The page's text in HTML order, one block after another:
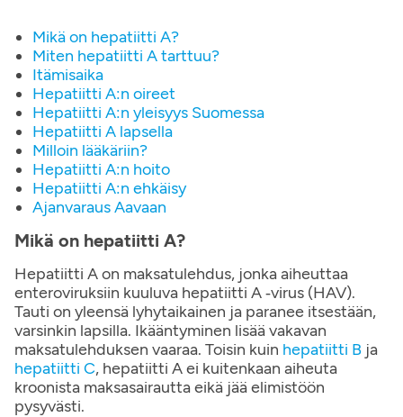
Mikä on hepatiitti A?
Miten hepatiitti A tarttuu?
Itämisaika
Hepatiitti A:n oireet
Hepatiitti A:n yleisyys Suomessa
Hepatiitti A lapsella
Milloin lääkäriin?
Hepatiitti A:n hoito
Hepatiitti A:n ehkäisy
Ajanvaraus Aavaan
Mikä on hepatiitti A?
Hepatiitti A on maksatulehdus, jonka aiheuttaa
enteroviruksiin kuuluva hepatiitti A ‑virus (HAV).
Tauti on yleensä lyhytaikainen ja paranee itsestään,
varsinkin lapsilla. Ikääntyminen lisää vakavan
maksatulehduksen vaaraa. Toisin kuin hepatiitti B ja
hepatiitti C, hepatiitti A ei kuitenkaan aiheuta
kroonista maksasairautta eikä jää elimistöön
pysyvästi.